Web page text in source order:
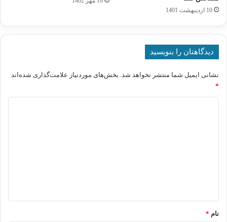
10 اردیبهشت 1401
دیدگاهتان را بنویسید
نشانی ایمیل شما منتشر نخواهد شد. بخش‌های موردنیاز علامت‌گذاری شده‌اند
*
نام *